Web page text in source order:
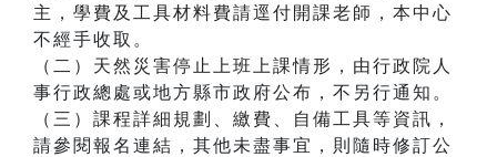
主，學費及工具材料費請逕付開課老師，本中心
不經手收取。
（二）天然災害停止上班上課情形，由行政院人
事行政總處或地方縣市政府公布，不另行通知。
（三）課程詳細規劃、繳費、自備工具等資訊，
請參閱報名連結，其他未盡事宜，則隨時修訂公